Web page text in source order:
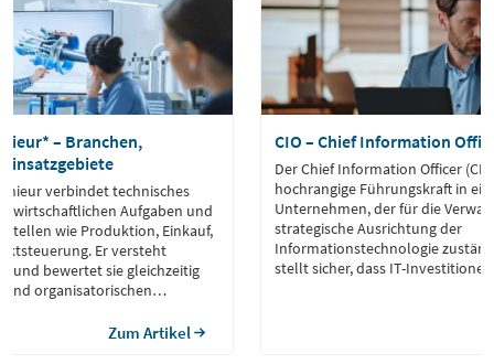
– Branchen,
verbindet technisches
Aufgaben und
wie Produktion, Einkauf,
Er versteht
und bewertet sie gleichzeitig
organisatorischen
Zum Artikel
CIO – Chief Information
Der Chief Information Officer
hochrangige Führungskraft in
Unternehmen, der für die
strategische Ausrichtung der
Informationstechnologie
stellt sicher, dass IT-